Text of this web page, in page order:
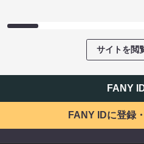
サイトを閲
FANY
FANY IDに登録